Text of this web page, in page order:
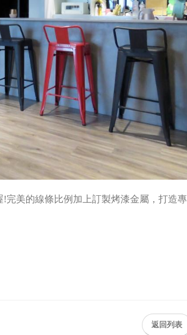
完美的線條比例加上訂製烤漆金屬，打造專
返回列表